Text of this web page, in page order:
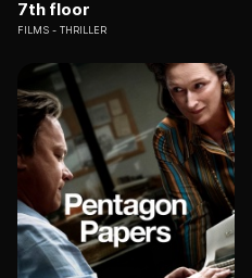
7th floor
FILMS THRILLER